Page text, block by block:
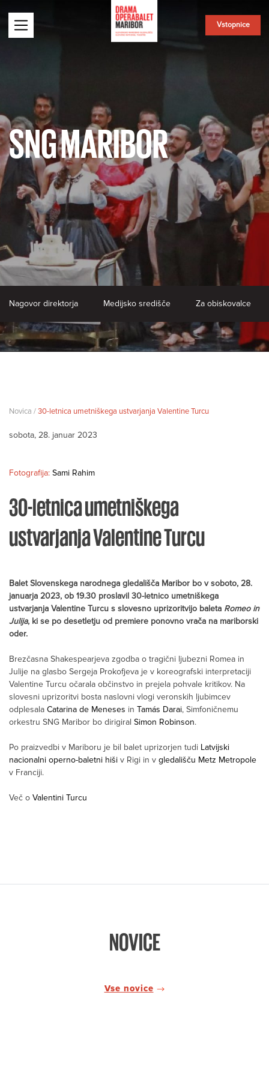
Vstopnice
SNG MARIBOR
Nagovor direktorja Medijsko središče Za obiskovalce
Novica /30-letnica umetniškega ustvarjanja Valentine Turcu
sobota, 28. januar 2023
30-letnica umetniškega
ustvarjanja Valentine Turcu
Balet Slovenskega narodnega gledališča Maribor bo v soboto, 28.
januarja 2023, ob 19.30 proslavil 30-letnico umetniškega
ustvarjanja Valentine Turcu s slovesno uprizoritvijo baleta Romeo in
Julija, ki se po desetletju od premiere ponovno vrača na mariborski
oder.
Brezčasna Shakespearjeva zgodba o tragični ljubezni Romea in
Julije na glasbo Sergeja Prokofjeva je v koreografski interpretaciji
Valentine Turcu očarala občinstvo in prejela pohvale kritikov. Na
slovesni uprizoritvi bosta naslovni vlogi veronskih ljubimcev
odplesala Catarina de Meneses in Tamás Darai, Simfoničnemu
orkestru SNG Maribor bo dirigiral Simon Robinson.
Po praizvedbi v Mariboru je bil balet uprizorjen tudi Latvijski
nacionalni operno-baletni hiši v Rigi in v gledališču Metz Metropole
v Franciji.
Več o Valentini Turcu
Fotografija: Sami Rahim
NOVICE
Vse novice